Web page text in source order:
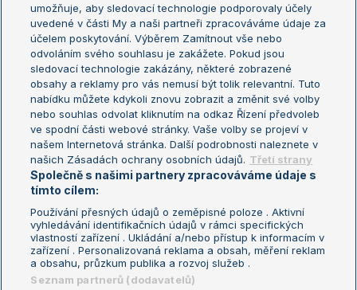
Sázkařský žebříček
Wimbledon
US Open
Turnaj mistrů
Turnaj mistryň
Aktualní trendy
Fotbalové přestupy
Livesport Daily
LS Prague Open
Podmínky užití
Nastavení soukromí
GDPR a žurnalistika
Reklama
Kontakt
Informace o zpracování osobních
údajů
umožňuje, aby sledovací technologie podporovaly účely
uvedené v části My a naši partneři zpracováváme údaje za
účelem poskytování. Výběrem Zamítnout vše nebo
odvoláním svého souhlasu je zakážete. Pokud jsou
sledovací technologie zakázány, některé zobrazené
obsahy a reklamy pro vás nemusí být tolik relevantní. Tuto
nabídku můžete kdykoli znovu zobrazit a změnit své volby
nebo souhlas odvolat kliknutím na odkaz Řízení předvoleb
ve spodní části webové stránky. Vaše volby se projeví v
našem Internetová stránka. Další podrobnosti naleznete v
našich Zásadách ochrany osobních údajů. Třetí strany
Společně s našimi partnery zpracováváme údaje s
tímto cílem:
Používání přesných údajů o zeměpisné poloze . Aktivní
vyhledávání identifikačních údajů v rámci specifických
vlastností zařízení . Ukládání a/nebo přístup k informacím v
zařízení . Personalizovaná reklama a obsah, měření reklam
a obsahu, průzkum publika a rozvoj služeb .
Seznam partnerů (dodavatelů)